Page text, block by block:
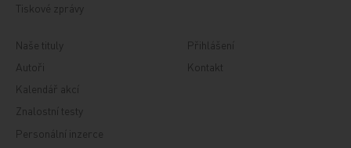
Tiskové zprávy
Naše tituly
Autoři
Kalendář akcí
Znalostní testy
Personální inzerce
Přihlášení
Kontakt